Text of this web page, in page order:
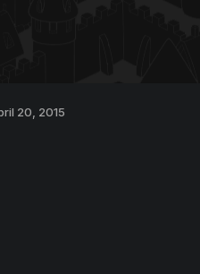
20, 2015